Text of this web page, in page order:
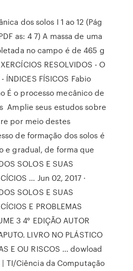
dos solos I 1 ao 12 (Pág
as: 4 7) A massa de uma
no campo é de 465 g
RESOLVIDOS - O
ÍNDICES FÍSICOS Fabio
É o processo mecânico de
Amplie seus estudos sobre
por meio destes
de formação dos solos é
e gradual, de forma que
SOLOS E SUAS
… Jun 02, 2017 ·
SOLOS E SUAS
E PROBLEMAS
3 4° EDIÇÃO AUTOR
LIVRO NO PLÁSTICO
E OU RISCOS … dowload
TI/Ciência da Computação